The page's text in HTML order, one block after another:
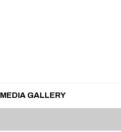
MEDIA GALLERY